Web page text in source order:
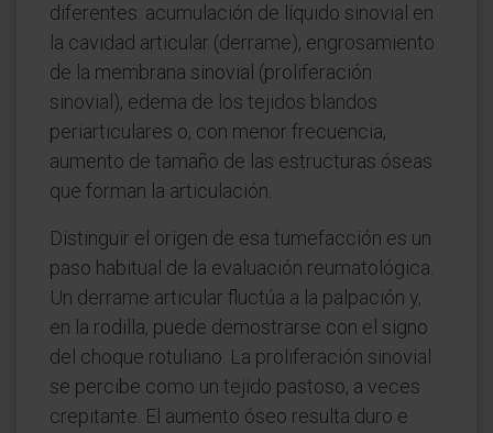
diferentes: acumulación de líquido sinovial en
la cavidad articular (derrame), engrosamiento
de la membrana sinovial (proliferación
sinovial), edema de los tejidos blandos
periarticulares o, con menor frecuencia,
aumento de tamaño de las estructuras óseas
que forman la articulación.
Distinguir el origen de esa tumefacción es un
paso habitual de la evaluación reumatológica.
Un derrame articular fluctúa a la palpación y,
en la rodilla, puede demostrarse con el signo
del choque rotuliano. La proliferación sinovial
se percibe como un tejido pastoso, a veces
crepitante. El aumento óseo resulta duro e